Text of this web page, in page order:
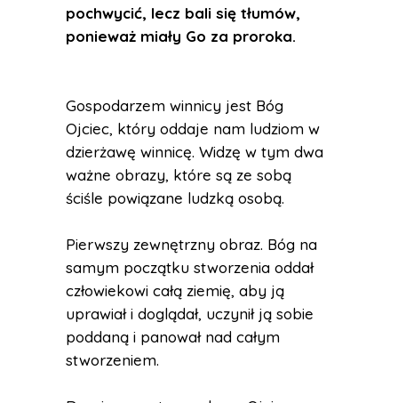
pochwycić, lecz bali się tłumów,
ponieważ miały Go za proroka.
Gospodarzem winnicy jest Bóg
Ojciec, który oddaje nam ludziom w
dzierżawę winnicę. Widzę w tym dwa
ważne obrazy, które są ze sobą
ściśle powiązane ludzką osobą.
Pierwszy zewnętrzny obraz. Bóg na
samym początku stworzenia oddał
człowiekowi całą ziemię, aby ją
uprawiał i doglądał, uczynił ją sobie
poddaną i panował nad całym
stworzeniem.